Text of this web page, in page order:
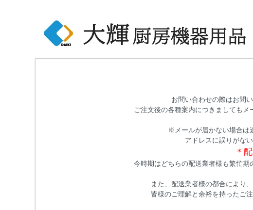
お問い合わせの際はお問
ご注文後の各種案内につきましても
※メールが届かない場合は
アドレスに誤りがな
＊
今時期はどちらの配送業者様も繁忙
また、配送業者様の都合により
皆様のご理解と余裕を持ったご